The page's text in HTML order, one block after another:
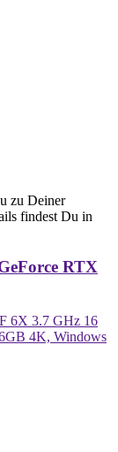
zu Deiner
findest Du in
RTX